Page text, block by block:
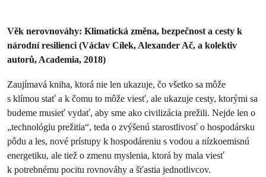
Věk nerovnováhy: Klimatická změna, bezpečnost a cesty k
národní resilienci (Václav Cílek, Alexander Ač, a kolektiv
autorů, Academia, 2018)
Zaujímavá kniha, ktorá nie len ukazuje, čo všetko sa môže
s klímou stať a k čomu to môže viesť, ale ukazuje cesty, ktorými sa
budeme musieť vydať, aby sme ako civilizácia prežili. Nejde len o
„technológiu prežitia“, teda o zvýšenú starostlivosť o hospodársku
pôdu a les, nové prístupy k hospodáreniu s vodou a nízkoemisnú
energetiku, ale tiež o zmenu myslenia, ktorá by mala viesť
k potrebnému pocitu rovnováhy a šťastia jednotlivcov.